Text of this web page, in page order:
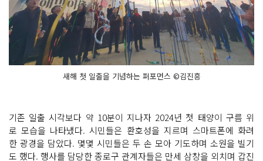
새해 첫 일출을 기념하는 퍼포먼스 ©김진흥
기존 일출 시각보다 약 10분이 지나자 2024년 첫 태양이 구름 위
로 모습을 나타냈다. 시민들은 환호성을 지르며 스마트폰에 화려
한 광경을 담았다. 몇몇 시민들은 두 손 모아 기도하며 소원을 빌기
도 했다. 행사를 담당한 종로구 관계자들은 만세 삼창을 외치며 갑진